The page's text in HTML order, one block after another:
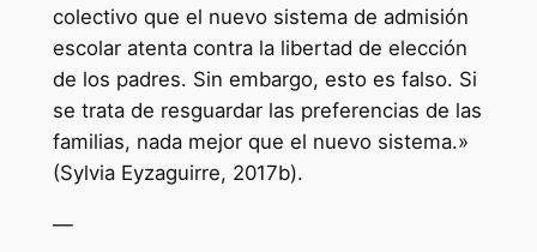
colectivo que el nuevo sistema de admisión
escolar atenta contra la libertad de elección
de los padres. Sin embargo, esto es falso. Si
se trata de resguardar las preferencias de las
familias, nada mejor que el nuevo sistema.»
(Sylvia Eyzaguirre, 2017b).
—